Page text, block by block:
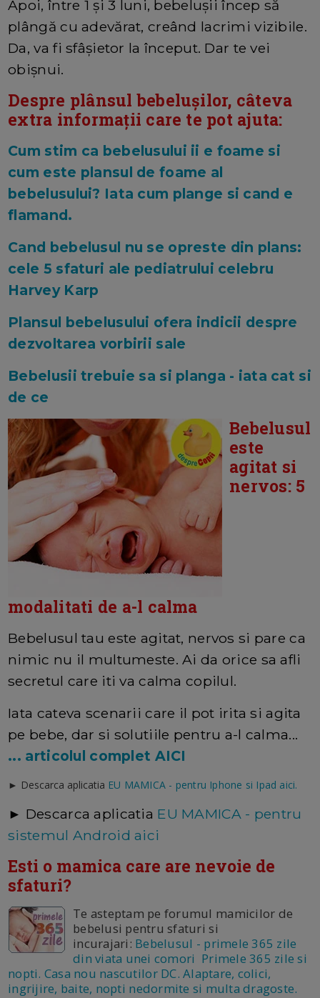
Apoi, între 1 și 3 luni, bebelușii încep să
plângă cu adevărat, creând lacrimi vizibile.
Da, va fi sfâșietor la început. Dar te vei
obișnui.
Despre plânsul bebelușilor, câteva
extra informații care te pot ajuta:
Cum stim ca bebelusului ii e foame si
cum este plansul de foame al
bebelusului? Iata cum plange si cand e
flamand.
Cand bebelusul nu se opreste din plans:
cele 5 sfaturi ale pediatrului celebru
Harvey Karp
Plansul bebelusului ofera indicii despre
dezvoltarea vorbirii sale
Bebelusii trebuie sa si planga - iata cat si
de ce
Bebelusul
este
agitat si
nervos: 5
modalitati de a-l calma
Bebelusul tau este agitat, nervos si pare ca
nimic nu il multumeste. Ai da orice sa afli
secretul care iti va calma copilul.
Iata cateva scenarii care il pot irita si agita
pe bebe, dar si solutiile pentru a-l calma...
... articolul complet AICI
► Descarca aplicatia EU MAMICA - pentru Iphone si Ipad aici.
► Descarca aplicatia EU MAMICA - pentru
sistemul Android aici
Esti o mamica care are nevoie de
sfaturi?
Te asteptam pe forumul mamicilor de
bebelusi pentru sfaturi si
incurajari: Bebelusul - primele 365 zile
din viata unei comori Primele 365 zile si
nopti. Casa nou nascutilor DC. Alaptare, colici,
ingrijire, baite, nopti nedormite si multa dragoste.